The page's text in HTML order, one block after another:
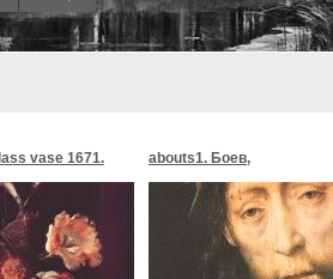
vase 1671. abouts1. Боев,